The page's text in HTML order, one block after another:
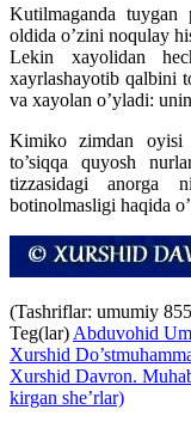
Kutilmaganda
oldida o’zini noqulay
Lekin xayolidan
xayrlashayotib qalbini
va xayolan o’yladi:
Kimiko zimdan oyisi
to’siqqa quyosh
tizzasidagi anorga
botinolmasligi haqida
(Tashriflar: umumiy
Teg(lar) Abduvohid
Xurshid
Xurshid Davron.
kirgan she’rlar)